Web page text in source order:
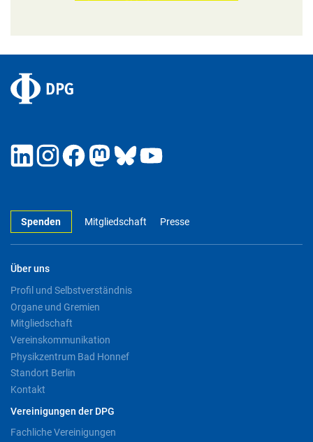
Spenden Mitgliedschaft Presse
Über uns
Profil und Selbstverständnis
Organe und Gremien
Mitgliedschaft
Vereinskommunikation
Physikzentrum Bad Honnef
Standort Berlin
Kontakt
Vereinigungen der DPG
Fachliche Vereinigungen